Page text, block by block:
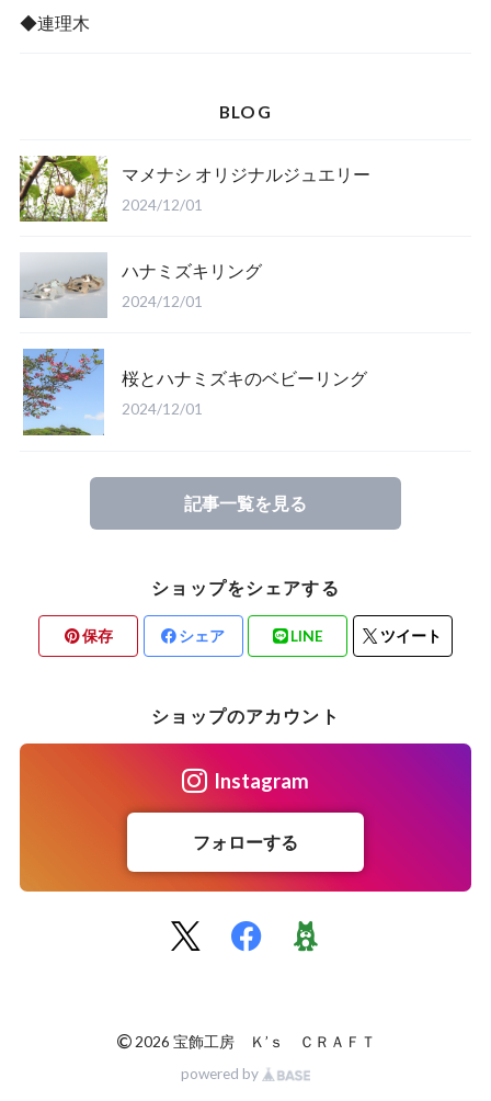
◆連理木
BLOG
マメナシ オリジナルジュエリー
2024/12/01
ハナミズキリング
2024/12/01
桜とハナミズキのベビーリング
2024/12/01
記事一覧を見る
ショップをシェアする
保存 シェア LINE ツイート
ショップのアカウント
Instagram
フォローする
©2026 宝飾工房 Ｋ’ｓ ＣＲＡＦＴ
powered by